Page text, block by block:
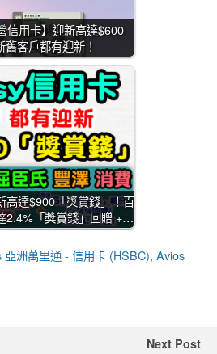
信用卡】迎新高達$600
客戶都有迎新！
高達$900「獎賞錢」！百
2.4%「獎賞錢」回贈 +…
亞洲萬里通 - 信用卡 (HSBC), Avios
Next Post